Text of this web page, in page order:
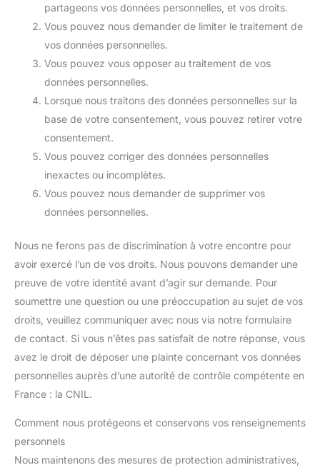
partageons vos données personnelles, et vos droits.
Vous pouvez nous demander de limiter le traitement de
vos données personnelles.
Vous pouvez vous opposer au traitement de vos
données personnelles.
Lorsque nous traitons des données personnelles sur la
base de votre consentement, vous pouvez retirer votre
consentement.
Vous pouvez corriger des données personnelles
inexactes ou incomplètes.
Vous pouvez nous demander de supprimer vos
données personnelles.
Nous ne ferons pas de discrimination à votre encontre pour
avoir exercé l’un de vos droits. Nous pouvons demander une
preuve de votre identité avant d’agir sur demande. Pour
soumettre une question ou une préoccupation au sujet de vos
droits, veuillez communiquer avec nous via notre formulaire
de contact. Si vous n’êtes pas satisfait de notre réponse, vous
avez le droit de déposer une plainte concernant vos données
personnelles auprès d’une autorité de contrôle compétente en
France : la CNIL.
Comment nous protégeons et conservons vos renseignements
personnels
Nous maintenons des mesures de protection administratives,